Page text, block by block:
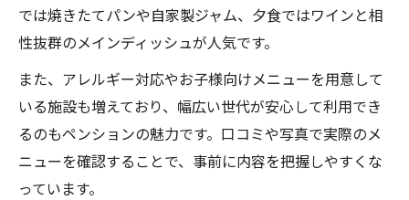
では焼きたてパンや自家製ジャム、夕食ではワインと相
性抜群のメインディッシュが人気です。
また、アレルギー対応やお子様向けメニューを用意して
いる施設も増えており、幅広い世代が安心して利用でき
るのもペンションの魅力です。口コミや写真で実際のメ
ニューを確認することで、事前に内容を把握しやすくな
っています。